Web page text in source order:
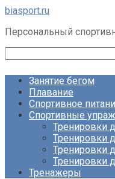
Перейти
контенту
biasport.ru
Персональный
Занятие бегом
Плавание
Спортивное
Спортивные
Тренировки
Тренировки
Тренировки
Тренировки
Тренажеры